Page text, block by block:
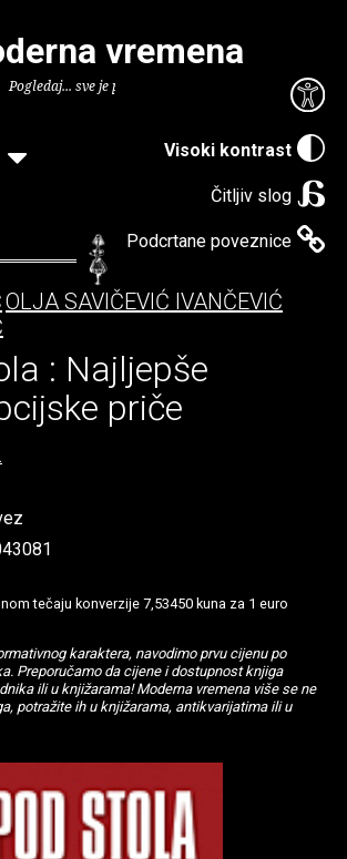
Visoki kontrast
Čitljiv slog
Podcrtane poveznice
vremena
Pogledaj... sve je puno knjiga.
OLJA SAVIČEVIĆ IVANČEVIĆ
: Najljepše
priče
tečaju konverzije 7,53450 kuna za 1 euro
karaktera, navodimo prvu cijenu po
Preporučamo da cijene i dostupnost knjiga
ili u knjižarama! Moderna vremena više se ne
potražite ih u knjižarama, antikvarijatima ili u